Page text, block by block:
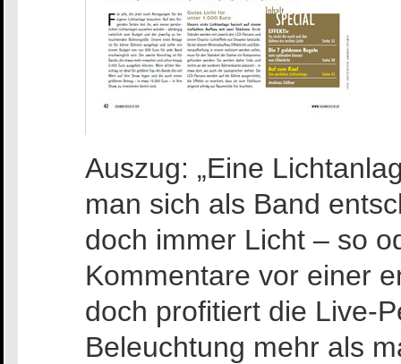
Auszug: „Eine
man sich als Band
doch immer Licht – so
Kommentare vor einer
doch profitiert die Live-
Beleuchtung mehr als